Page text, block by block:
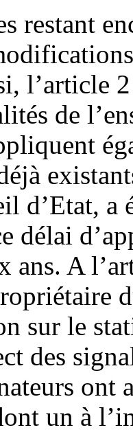
restant
l’article
de
d’Etat, a
délai
ans. A
sur le
des
ont
un à